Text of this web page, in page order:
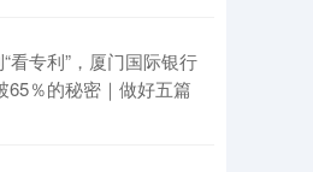
看专利”，厦门国际银行
65％的秘密｜做好五篇